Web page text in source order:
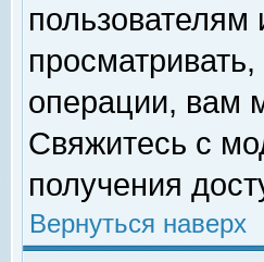
операции, вам
Свяжитесь с
получения
Вернуться наверх